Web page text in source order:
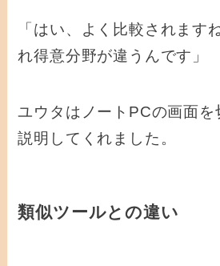
「はい、よく比較されます
れ得意分野が違うんです」
ユウタはノートPCの画面を
説明してくれました。
類似ツールとの違い